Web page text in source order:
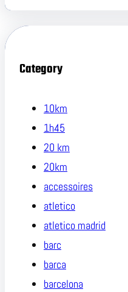
Category
10km
1h45
20 km
20km
accessoires
atletico
atletico madrid
barc
barca
barcelona